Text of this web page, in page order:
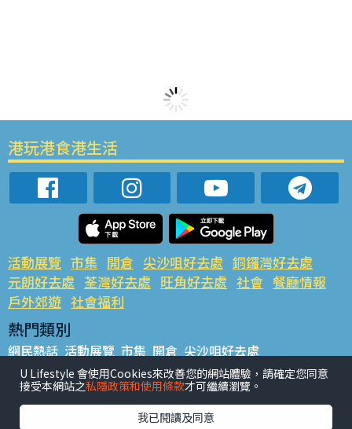
港玩港食港生活
活動展覽 市集 開倉 尖沙咀好去處 銅鑼灣好去處
元朗好去處 荃灣好去處 旺角好去處 社會 餐廳情報
戶外郊遊 社會福利
熱門類別
網民熱話 活動展覽 市集 開倉 尖沙咀好去處
銅鑼灣好去處 元朗好去處 荃灣好去處 旺角好去處 社會
餐廳情報 戶外郊遊
熱門標籤
U Lifestyle 會使用Cookies來改善您的網站體驗，請確定您同意
接受本網站之私隱政策和使用條款才可繼續瀏覽。
我已閱讀及同意